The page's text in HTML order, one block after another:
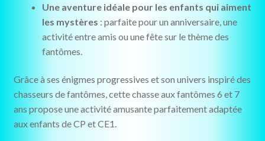
Une aventure idéale pour les enfants qui aiment
les mystères : parfaite pour un anniversaire, une
activité entre amis ou une fête sur le thème des
fantômes.
Grâce à ses énigmes progressives et son univers inspiré des
chasseurs de fantômes, cette chasse aux fantômes 6 et 7
ans propose une activité amusante parfaitement adaptée
aux enfants de CP et CE1.